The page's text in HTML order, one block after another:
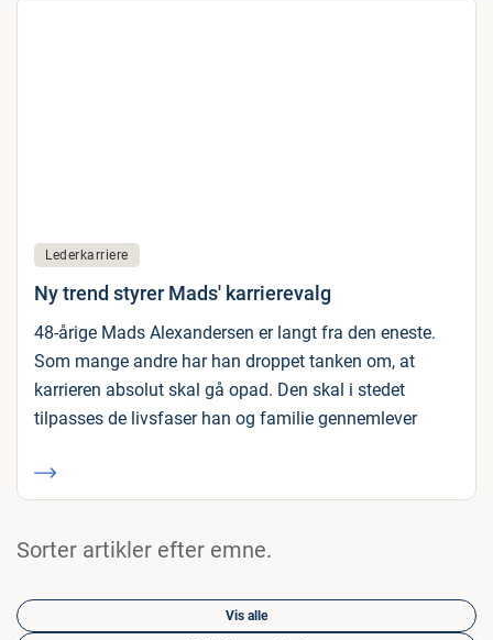
Lederkarriere
Ny trend styrer Mads' karrierevalg
48-årige Mads Alexandersen er langt fra den eneste.
Som mange andre har han droppet tanken om, at
karrieren absolut skal gå opad. Den skal i stedet
tilpasses de livsfaser han og familie gennemlever
Sorter artikler efter emne.
Vis alle